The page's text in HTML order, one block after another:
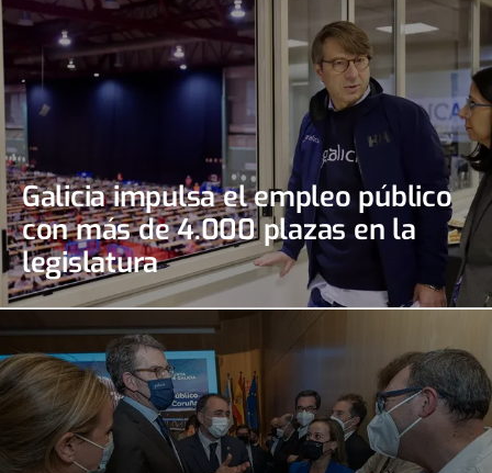
Galicia impulsa el empleo público
con más de 4.000 plazas en la
legislatura